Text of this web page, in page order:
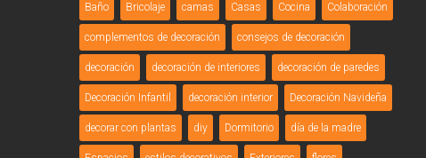
Baño Bricolaje camas Casas Cocina Colaboración
complementos de decoración consejos de decoración
decoración decoración de interiores decoración de paredes
Decoración Infantil decoración interior Decoración Navideña
decorar con plantas diy Dormitorio día de la madre